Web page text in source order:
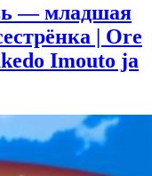
— младшая
| Ore
Imouto ja